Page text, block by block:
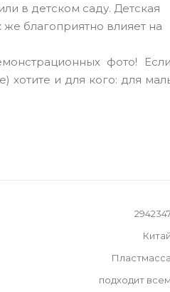
в детском саду. Детская
благоприятно влияет на
фото!
хотите и для кого: для
Китай
Пластмасса
подходит всем